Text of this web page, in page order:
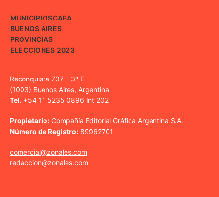
MUNICIPIOSCABA
BUENOS AIRES
PROVINCIAS
ELECCIONES 2023
Reconquista 737 – 3º E
(1003) Buenos Aires, Argentina
Tel. +54 11 5235 0896 Int 202
Propietario: Compañía Editorial Gráfica Argentina S.A.
Número de Registro: 89962701
comercial@zonales.com
redaccion@zonales.com